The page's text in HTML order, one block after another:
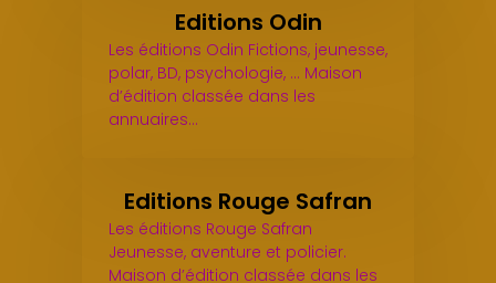
Editions Odin
Les éditions Odin Fictions, jeunesse,
polar, BD, psychologie, ... Maison
d’édition classée dans les
annuaires…
Editions Rouge Safran
Les éditions Rouge Safran
Jeunesse, aventure et policier.
Maison d’édition classée dans les